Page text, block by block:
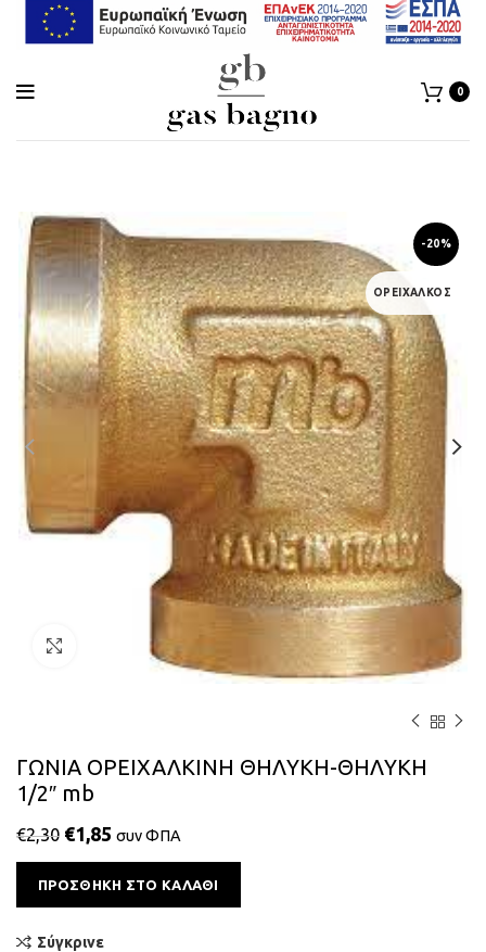
0
-20%
ΟΡΕΙΧΑΛΚΟΣ
Κάντε κλικ για μεγέθυνση
ΓΩΝΙΑ ΟΡΕΙΧΑΛΚΙΝΗ ΘΗΛΥΚΗ-ΘΗΛΥΚΗ
1/2″ mb
€2,30 €1,85 συν ΦΠΑ
ΠΡΟΣΘΉΚΗ ΣΤΟ ΚΑΛΆΘΙ
Σύγκρινε